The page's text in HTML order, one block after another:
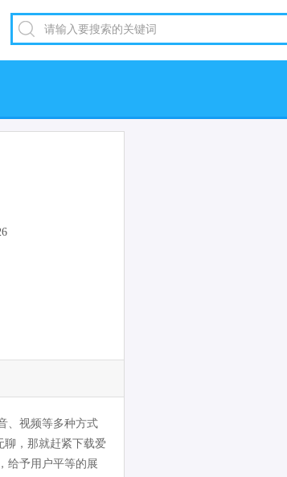
、视频等多种方式
聊，那就赶紧下载爱
给予用户平等的展